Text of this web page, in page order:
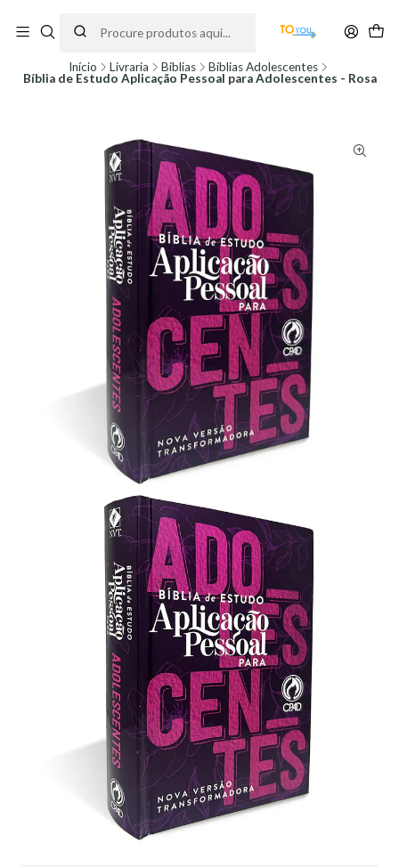
partir do dia 11 de Agosto, às 10H.
Início Livraria Bíblias
Bíblias Adolescentes
Bíblia de Estudo Aplicação Pessoal para Adolescentes - Rosa